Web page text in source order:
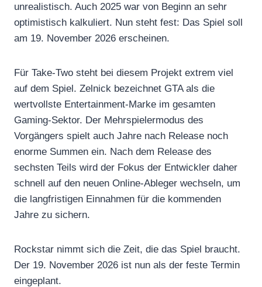
unrealistisch. Auch 2025 war von Beginn an sehr
optimistisch kalkuliert. Nun steht fest: Das Spiel soll
am 19. November 2026 erscheinen.
Für Take-Two steht bei diesem Projekt extrem viel
auf dem Spiel. Zelnick bezeichnet GTA als die
wertvollste Entertainment-Marke im gesamten
Gaming-Sektor. Der Mehrspielermodus des
Vorgängers spielt auch Jahre nach Release noch
enorme Summen ein. Nach dem Release des
sechsten Teils wird der Fokus der Entwickler daher
schnell auf den neuen Online-Ableger wechseln, um
die langfristigen Einnahmen für die kommenden
Jahre zu sichern.
Rockstar nimmt sich die Zeit, die das Spiel braucht.
Der 19. November 2026 ist nun als der feste Termin
eingeplant.